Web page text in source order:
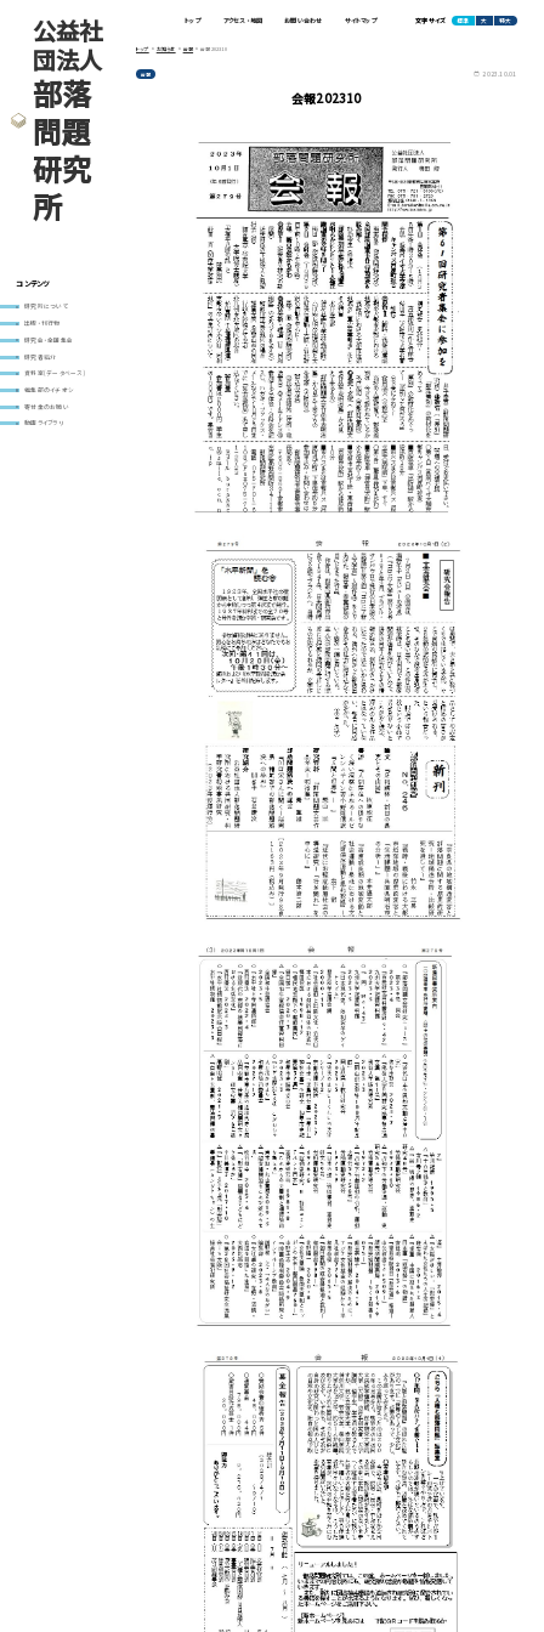
公益社
団法人
部落
問題
研究
所
コンテンツ
研究所について
出版・刊行物
研究会・全国集会
研究者紹介
資料室(データベース)
編集部のイチオシ
寄付金のお願い
動画ライブラリ
トップ アクセス・地図 お問い合わせ サイトマップ 文字サイズ 標準 大 特大
トップ お知らせ 会報 会報202310
会報 2023.10.01
会報202310